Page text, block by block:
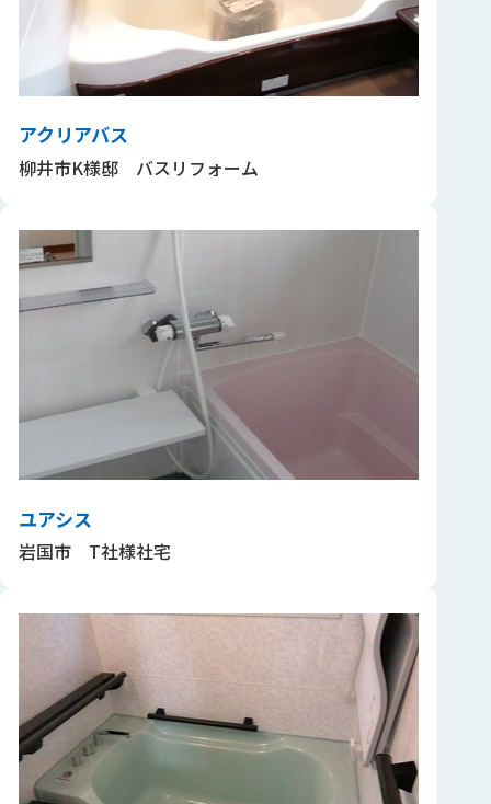
アクリアバス
柳井市K様邸 バスリフォーム
ユアシス
岩国市 T社様社宅